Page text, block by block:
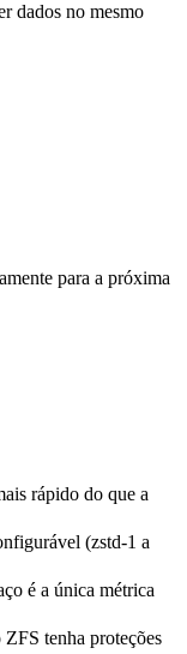
dados no mesmo
para a próxima
rápido do que a
(zstd-1 a
é a única métrica
tenha proteções